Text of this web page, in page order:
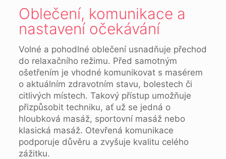
Oblečení, komunikace a
nastavení očekávání
Volné a pohodlné oblečení usnadňuje přechod
do relaxačního režimu. Před samotným
ošetřením je vhodné komunikovat s masérem
o aktuálním zdravotním stavu, bolestech či
citlivých místech. Takový přístup umožňuje
přizpůsobit techniku, ať už se jedná o
hloubková masáž, sportovní masáž nebo
klasická masáž. Otevřená komunikace
podporuje důvěru a zvyšuje kvalitu celého
zážitku.